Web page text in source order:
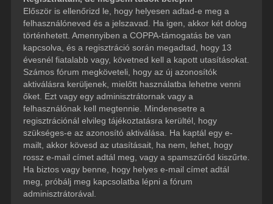
Először is ellenőrizd le, hogy helyesen adtad-e meg a
felhasználóneved és a jelszavad. Ha igen, akkor két dolog
történhetett. Amennyiben a COPPA-támogatás be van
kapcsolva, és a regisztráció során megadtad, hogy 13
évesnél fiatalabb vagy, követned kell a kapott utasításokat.
Számos fórum megköveteli, hogy az új azonosítók
aktiválásra kerüljenek, mielőtt használatba lehetne venni
őket. Ezt vagy egy adminisztrátornak vagy a
felhasználónak kell megtennie. Mindenesetre a
regisztrációnál elvileg tájékoztatásra kerültél, hogy
szükséges-e az azonosító aktiválása. Ha kaptál egy e-
mailt, akkor kövesd az utasításait, ha nem, lehet, hogy
rossz e-mail címet adtál meg, vagy a spamszűrőd kiszűrte.
Ha biztos vagy benne, hogy helyes e-mail címet adtál
meg, próbálj meg kapcsolatba lépni a fórum
adminisztrátorával.